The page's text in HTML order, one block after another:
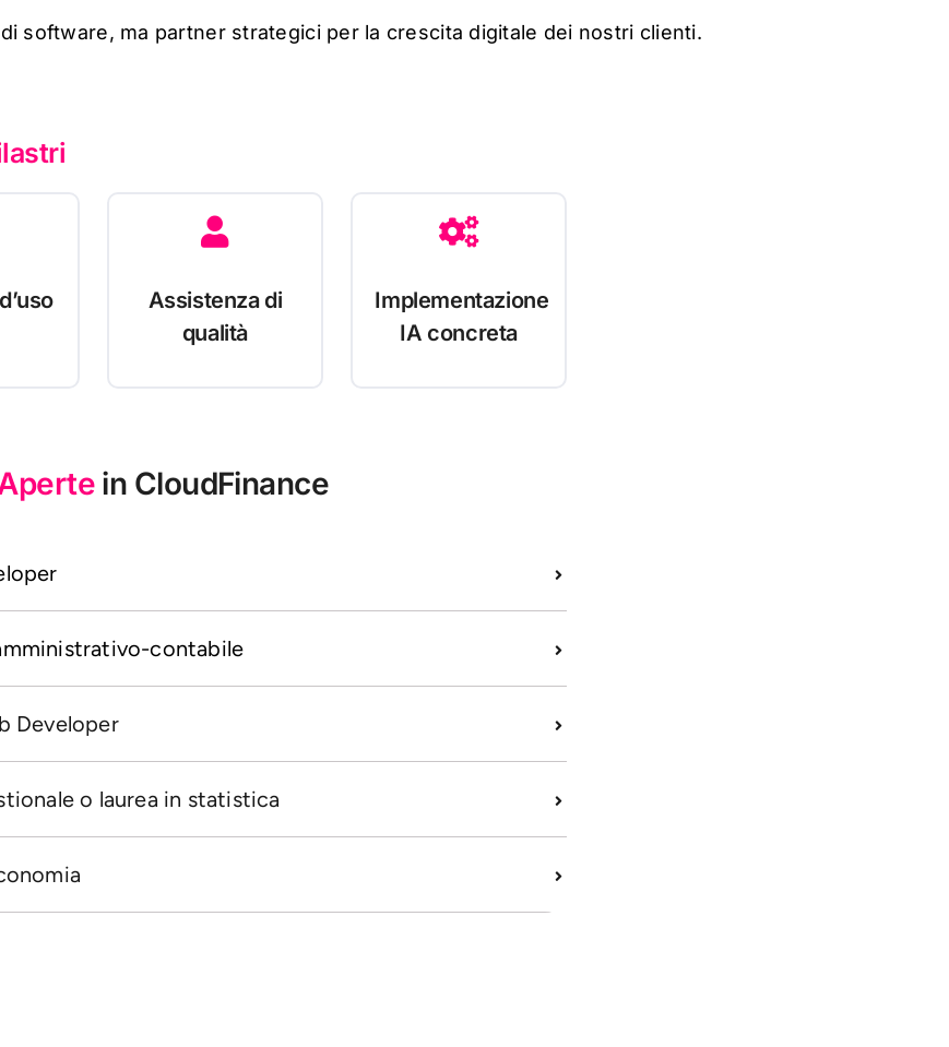
software, ma partner strategici per la crescita digitale dei nostri clienti.
Assistenza di
qualità
Implementazione
IA concreta
in CloudFinance
contabile
Developer
o laurea in statistica